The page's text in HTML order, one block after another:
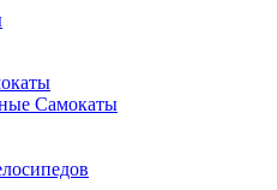
Самокаты